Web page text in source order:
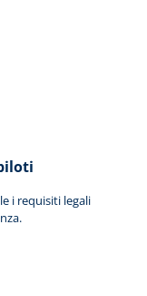
i requisiti legali